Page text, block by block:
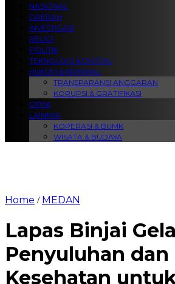
NASIONAL
DAERAH
INVESTIGASI
RELIGI
POLITIK
TEKNOLOGI & DIGITAL
HUKUM & KRIMINAL
TRANSPARANSI ANGGARAN
KORUPSI & GRATIFIKASI
OPINI
LAINNYA
KOPERASI & BUMK
WISATA & BUDAYA
Home / MEDAN
Lapas Binjai
Penyuluhan
Kesehatan